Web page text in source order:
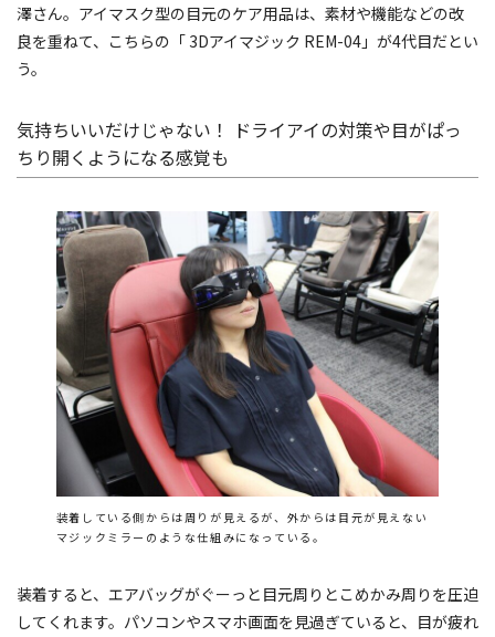
澤さん。アイマスク型の目元のケア用品は、素材や機能などの改
良を重ねて、こちらの「 3Dアイマジック REM-04」が4代目だとい
う。
気持ちいいだけじゃない！ ドライアイの対策や目がぱっ
ちり開くようになる感覚も
装着している側からは周りが見えるが、外からは目元が見えない
マジックミラーのような仕組みになっている。
装着すると、エアバッグがぐーっと目元周りとこめかみ周りを圧迫
してくれます。パソコンやスマホ画面を見過ぎていると、目が疲れ